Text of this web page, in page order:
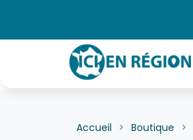
Accueil Boutique